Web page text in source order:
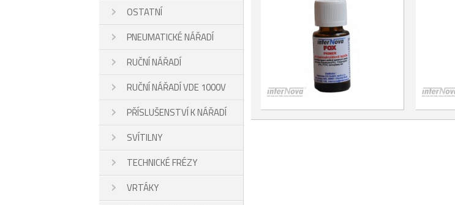
OSTATNÍ
PNEUMATICKÉ NÁŘADÍ
RUČNÍ NÁŘADÍ
RUČNÍ NÁŘADÍ VDE 1000V
PŘÍSLUŠENSTVÍ K NÁŘADÍ
SVÍTILNY
TECHNICKÉ FRÉZY
VRTÁKY